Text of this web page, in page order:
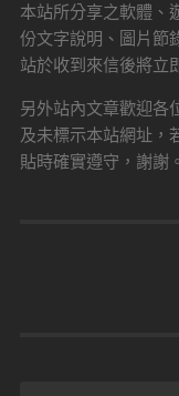
本站所分享之軟體、
份文字說明、圖片節
站於收到來信後將立
另外站內文章歡迎各
及未標示本站網址，
貼時確實遵守，謝謝。